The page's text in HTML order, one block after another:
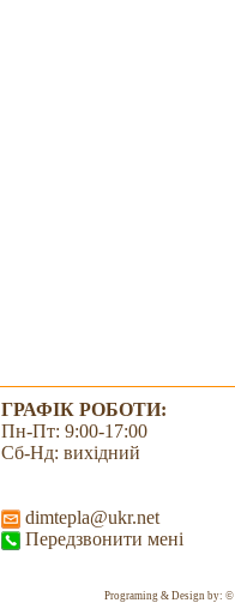
ГРАФІК РОБОТИ:
Пн-Пт: 9:00-17:00
Сб-Нд: вихідний
dimtepla@ukr.net
Передзвонити мені
Programing & Design by: ©